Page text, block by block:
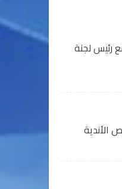
رئيس لجنة
الأندية